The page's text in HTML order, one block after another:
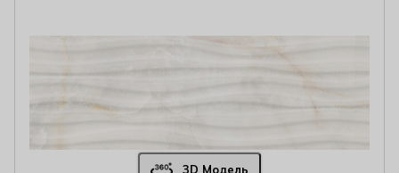
3D Модель